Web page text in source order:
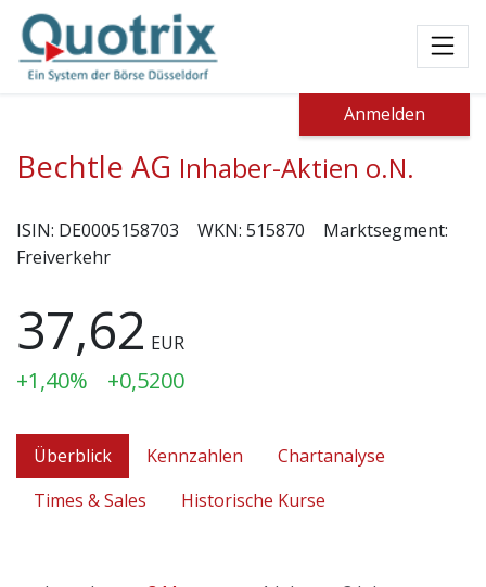
Anmelden
Bechtle AG Inhaber-Aktien o.N.
ISIN: DE0005158703 WKN: 515870
Marktsegment:
Freiverkehr
37,62 EUR
+1,40% +0,5200
Überblick Kennzahlen
Chartanalyse
Times & Sales
Historische Kurse